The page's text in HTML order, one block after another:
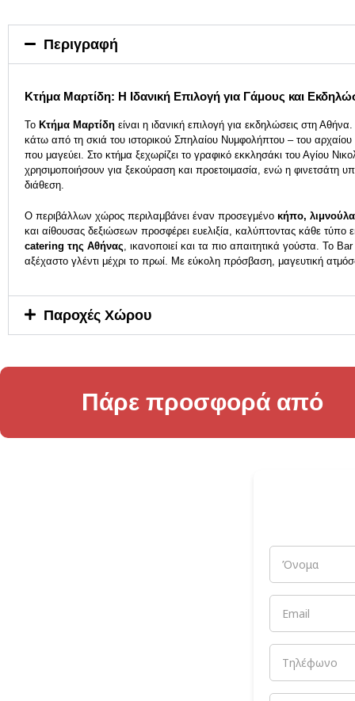
Περιγραφή
Κτήμα Μαρτίδη: Η Ιδανική Επιλογή για Γάμους και
Το Κτήμα Μαρτίδη είναι η ιδανική επιλογή για εκδηλώσεις στη
κάτω από τη σκιά του ιστορικού Σπηλαίου Νυμφολήπτου – του
που μαγεύει. Στο κτήμα ξεχωρίζει το γραφικό εκκλησάκι του Αγίου
χρησιμοποιήσουν για ξεκούραση και προετοιμασία, ενώ η φινετσάτη
διάθεση.
Ο περιβάλλων χώρος περιλαμβάνει έναν προσεγμένο κήπο,
και αίθουσας δεξιώσεων προσφέρει ευελιξία, καλύπτοντας κάθε
catering της Αθήνας , ικανοποιεί και τα πιο απαιτητικά γούστα. Το
αξέχαστο γλέντι μέχρι το πρωί. Με εύκολη πρόσβαση, μαγευτική
Παροχές Χώρου
Πάρε προσφορά από